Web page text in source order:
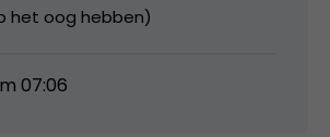
het oog hebben)
07:06